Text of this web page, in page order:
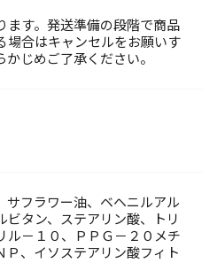
ます。発送準備の段階で商品
場合はキャンセルをお願いす
じめご了承ください。
サフラワー油、ベヘニルアル
ビタン、ステアリン酸、トリ
ル－１０、ＰＰＧ－２０メチ
Ｐ、イソステアリン酸フィト